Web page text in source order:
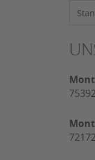
75392
72172